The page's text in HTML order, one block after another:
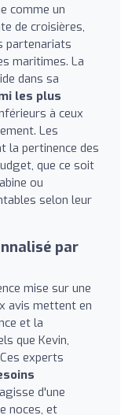
comme un
de croisières,
partenariats
maritimes. La
dans sa
les plus
à ceux
Les
la pertinence des
que ce soit
ou
selon leur
par
mise sur une
avis mettent en
et la
que Kevin,
experts
d'une
noces, et